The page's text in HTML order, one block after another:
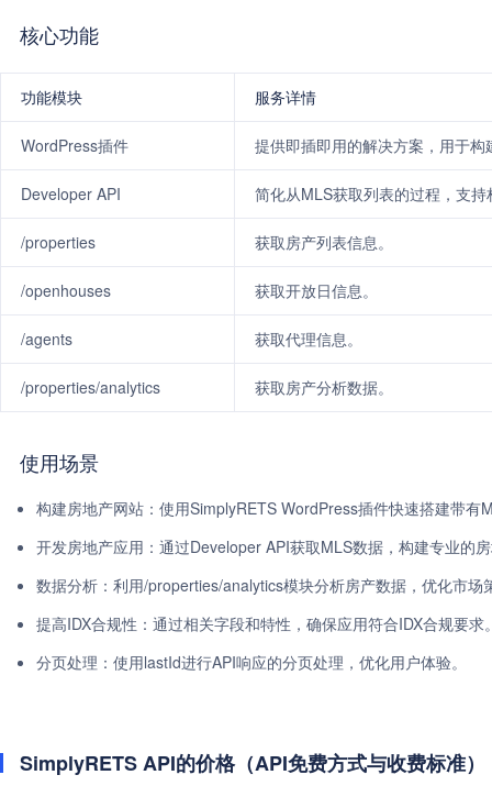
核心功能
功能模块 服务详情
WordPress插件 提供即插即用的解决方案，用于
Developer API 简化从MLS获取列表的过程，支
/properties 获取房产列表信息。
/openhouses 获取开放日信息。
/agents 获取代理信息。
/properties/analytics 获取房产分析数据。
使用场景
构建房地产网站：使用SimplyRETS WordPress插件快速搭建带有
开发房地产应用：通过Developer API获取MLS数据，构建专业的
数据分析：利用/properties/analytics模块分析房产数据，优化市场
提高IDX合规性：通过相关字段和特性，确保应用符合IDX合规要求
分页处理：使用lastId进行API响应的分页处理，优化用户体验。
SimplyRETS API的价格（API免费方式与收费标准）